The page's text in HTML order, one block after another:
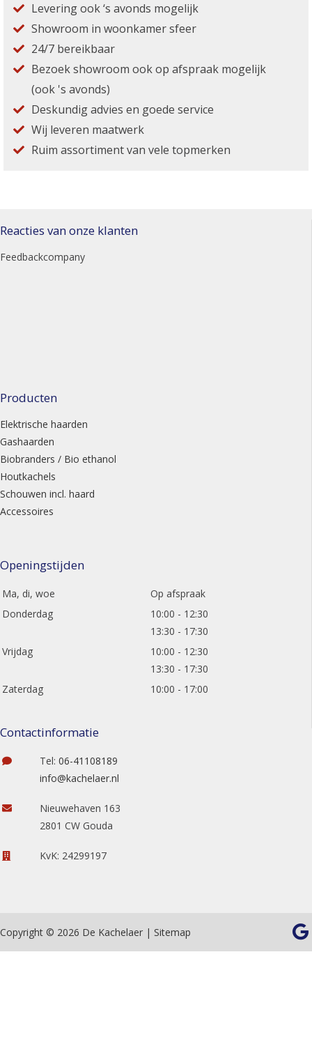
Levering ook ‘s avonds mogelijk
Showroom in woonkamer sfeer
24/7 bereikbaar
Bezoek showroom ook op afspraak mogelijk
(ook 's avonds)
Deskundig advies en goede service
Wij leveren maatwerk
Ruim assortiment van vele topmerken
Reacties van onze klanten
Feedbackcompany
Producten
Elektrische haarden
Gashaarden
Biobranders / Bio ethanol
Houtkachels
Schouwen incl. haard
Accessoires
Openingstijden
Ma, di, woe
Op afspraak
Donderdag
10:00 - 12:30
13:30 - 17:30
Vrijdag
10:00 - 12:30
13:30 - 17:30
Zaterdag
10:00 - 17:00
Contactinformatie
Tel: 06-41108189
info@kachelaer.nl
Nieuwehaven 163
2801 CW Gouda
KvK: 24299197
Copyright © 2026 De Kachelaer | Sitemap